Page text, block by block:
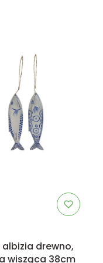
drewno,
wisząca 38cm